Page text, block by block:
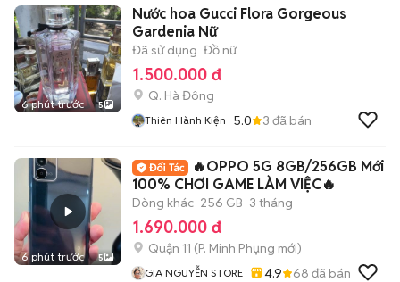
6 phút trước 5
Nước hoa Gucci Flora Gorgeous
Gardenia Nữ
Đã sử dụng Đồ nữ
1.500.000 đ
Q. Hà Đông
Thiên Hành Kiện 5.0 3 đã bán
6 phút trước 5
🔥OPPO 5G 8GB/256GB Mới
100% CHƠI GAME LÀM VIỆC🔥
Dòng khác 256 GB 3 tháng
1.690.000 đ
Quận 11 (P. Minh Phụng mới)
GIA NGUYỄN STORE 4.9 68 đã bán